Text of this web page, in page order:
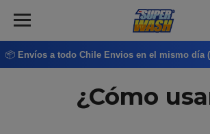
📦 Envíos a todo Chile Envios en el mismo día
¿Cómo